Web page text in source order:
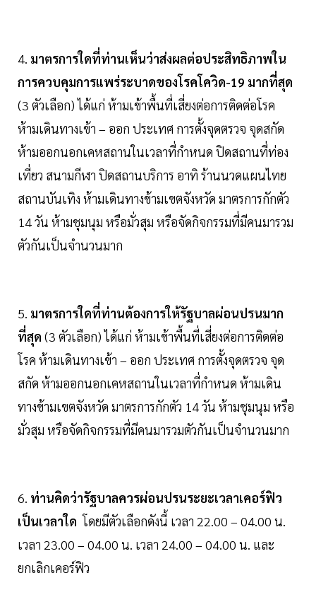
4. มาตรการใดที่ท่านเห็นว่าส่งผลต่อประสิทธิภาพใน
การควบคุมการแพร่ระบาดของโรคโควิด-19 มากที่สุด
(3 ตัวเลือก) ได้แก่ ห้ามเข้าพื้นที่เสี่ยงต่อการติดต่อโรค
ห้ามเดินทางเข้า – ออก ประเทศ การตั้งจุดตรวจ จุดสกัด
ห้ามออกนอกเคหสถานในเวลาที่กำหนด ปิดสถานที่ท่อง
เที่ยว สนามกีฬา ปิดสถานบริการ อาทิ ร้านนวดแผนไทย
สถานบันเทิง ห้ามเดินทางข้ามเขตจังหวัด มาตรการกักตัว
14 วัน ห้ามชุมนุม หรือมั่วสุม หรือจัดกิจกรรมที่มีคนมารวม
ตัวกันเป็นจำนวนมาก
5. มาตรการใดที่ท่านต้องการให้รัฐบาลผ่อนปรนมาก
ที่สุด (3 ตัวเลือก) ได้แก่ ห้ามเข้าพื้นที่เสี่ยงต่อการติดต่อ
โรค ห้ามเดินทางเข้า – ออก ประเทศ การตั้งจุดตรวจ จุด
สกัด ห้ามออกนอกเคหสถานในเวลาที่กำหนด ห้ามเดิน
ทางข้ามเขตจังหวัด มาตรการกักตัว 14 วัน ห้ามชุมนุม หรือ
มั่วสุม หรือจัดกิจกรรมที่มีคนมารวมตัวกันเป็นจำนวนมาก
6. ท่านคิดว่ารัฐบาลควรผ่อนปรนระยะเวลาเคอร์ฟิว
เป็นเวลาใด โดยมีตัวเลือกดังนี้ เวลา 22.00 – 04.00 น.
เวลา 23.00 – 04.00 น. เวลา 24.00 – 04.00 น. และ
ยกเลิกเคอร์ฟิว